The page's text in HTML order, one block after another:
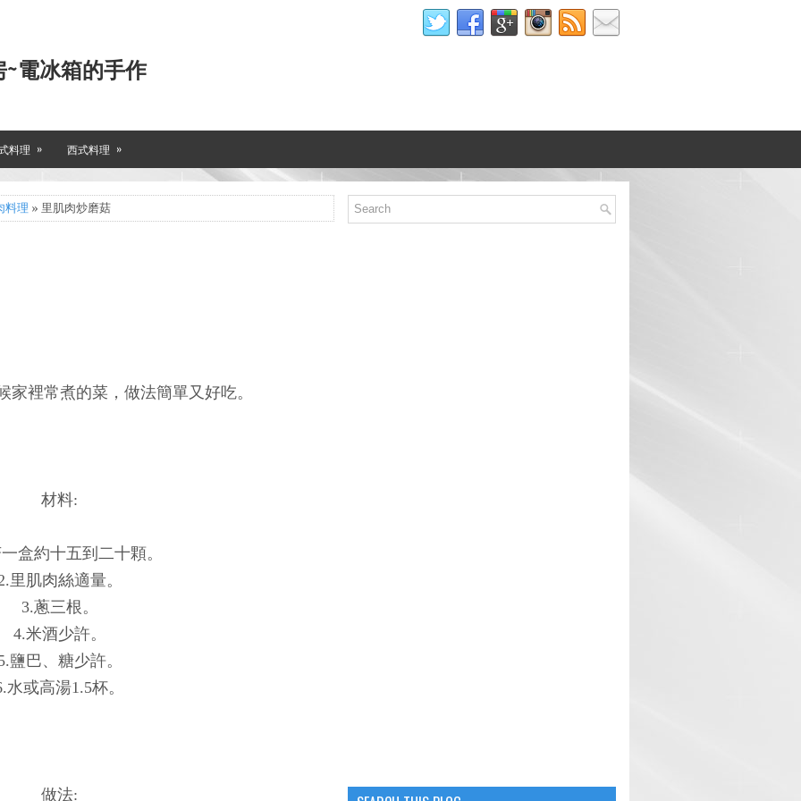
電冰箱的手作
料理 » 西式料理 »
料理 » 里肌肉炒磨菇
家裡常煮的菜，做法簡單又好吃。
材料:
盒約十五到二十顆。
里肌肉絲適量。
3.蔥三根。
4.米酒少許。
鹽巴、糖少許。
水或高湯1.5杯。
做法: